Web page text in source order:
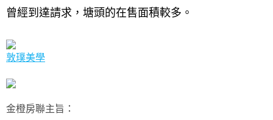
曾經到達請求，塘頭的在售面積較多。
敦璞美學
金橙房聯主旨：